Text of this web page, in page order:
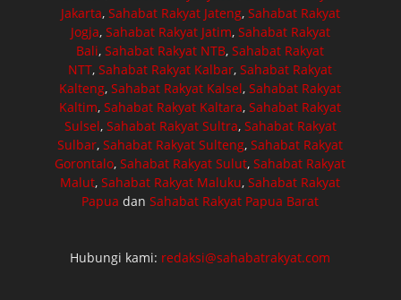
Jakarta, Sahabat Rakyat Jateng, Sahabat Rakyat
Jogja, Sahabat Rakyat Jatim, Sahabat Rakyat
Bali,Sahabat Rakyat NTB,Sahabat Rakyat
NTT,Sahabat Rakyat Kalbar,Sahabat Rakyat
Kalteng,Sahabat Rakyat Kalsel,Sahabat Rakyat
Kaltim,Sahabat Rakyat Kaltara,Sahabat Rakyat
Sulsel, Sahabat Rakyat Sultra, Sahabat Rakyat
Sulbar,Sahabat Rakyat Sulteng,Sahabat Rakyat
Gorontalo,Sahabat Rakyat Sulut,Sahabat Rakyat
Malut,Sahabat Rakyat Maluku,Sahabat Rakyat
Papua danSahabat Rakyat Papua Barat
Hubungi kami: redaksi@sahabatrakyat.com